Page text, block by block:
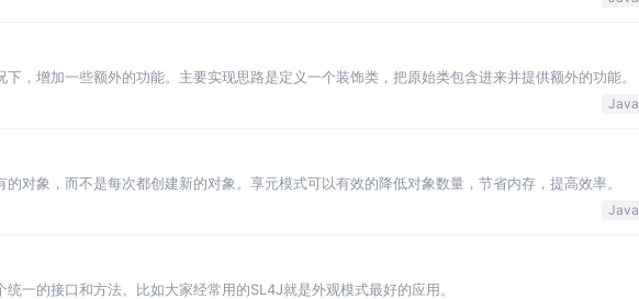
，增加一些额外的功能。主要实现思路是定义一个装饰类，把原始类包含进来并提供额外的功能。
Java
对象，而不是每次都创建新的对象。享元模式可以有效的降低对象数量，节省内存，提高效率。
Java
一的接口和方法。比如大家经常用的SL4J就是外观模式最好的应用。